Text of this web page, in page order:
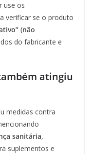
use os
verificar se o produto
(não
do fabricante e
atingiu
medidas contra
sanitária,
suplementos e